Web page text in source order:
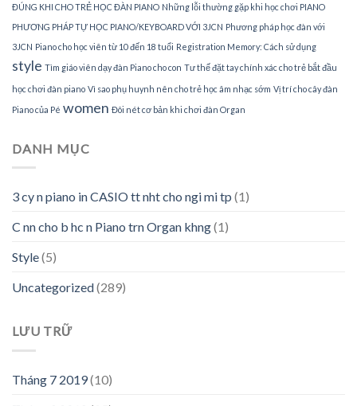
ĐÚNG KHI CHO TRẺ HỌC ĐÀN PIANO Những lỗi thường gặp khi học chơi PIANO
PHƯƠNG PHÁP TỰ HỌC PIANO/KEYBOARD VỚI 3JCN Phương pháp học đàn với
3JCN Piano cho học viên từ 10 đến 18 tuổi Registration Memory: Cách sử dụng
style Tìm giáo viên dạy đàn Piano cho con Tư thế đặt tay chính xác cho trẻ bắt đầu
học chơi đàn piano Vì sao phụ huynh nên cho trẻ học âm nhạc sớm Vị trí cho cây đàn
Piano của Pé women Đôi nét cơ bản khi chơi đàn Organ
DANH MỤC
3 cy n piano in CASIO tt nht cho ngi mi tp (1)
C nn cho b hc n Piano trn Organ khng(1)
Style(5)
Uncategorized(289)
LƯU TRỮ
Tháng 7 2019(10)